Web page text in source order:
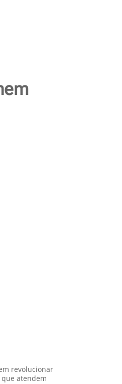
revolucionar
atendem